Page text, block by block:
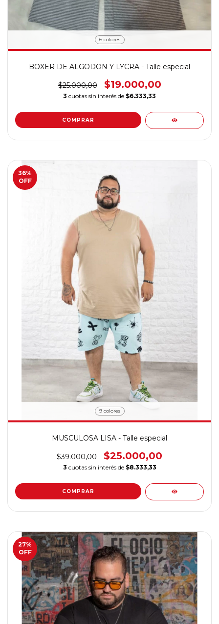
6 colores
BOXER DE ALGODON Y LYCRA - Talle especial
$25.000,00 $19.000,00
3 cuotas sin interés de $6.333,33
COMPRAR
36%
OFF
9 colores
MUSCULOSA LISA - Talle especial
$39.000,00 $25.000,00
3 cuotas sin interés de $8.333,33
COMPRAR
27%
OFF